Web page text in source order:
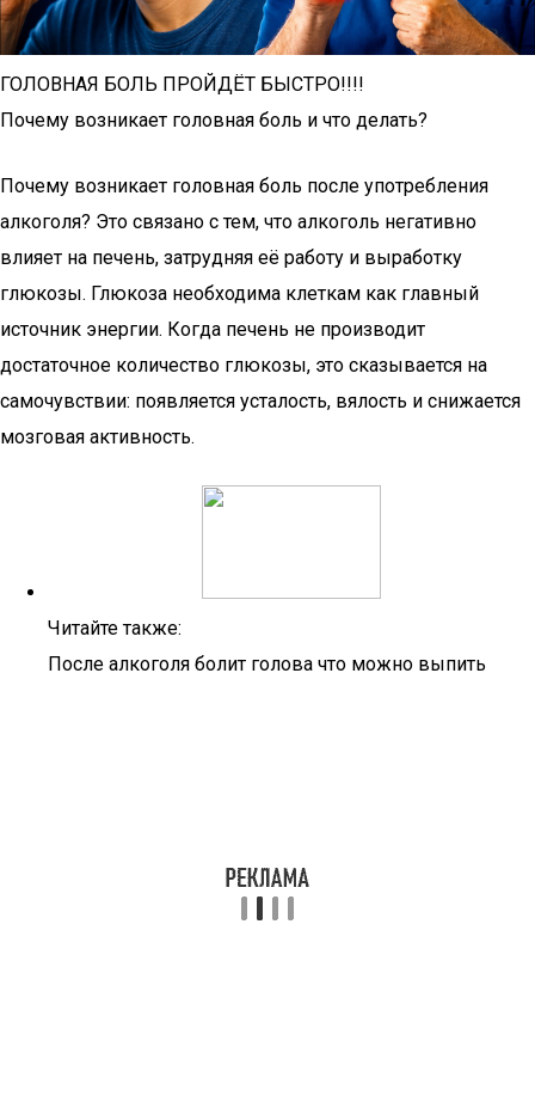
ГОЛОВНАЯ БОЛЬ ПРОЙДЁТ БЫСТРО!!!!
Почему возникает головная боль и что делать?
Почему возникает головная боль после употребления
алкоголя? Это связано с тем, что алкоголь негативно
влияет на печень, затрудняя её работу и выработку
глюкозы. Глюкоза необходима клеткам как главный
источник энергии. Когда печень не производит
достаточное количество глюкозы, это сказывается на
самочувствии: появляется усталость, вялость и снижается
мозговая активность.
Читайте также:
После алкоголя болит голова что можно выпить